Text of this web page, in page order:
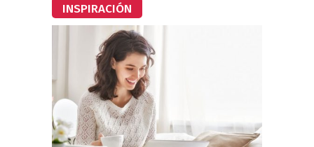
INSPIRACIÓN